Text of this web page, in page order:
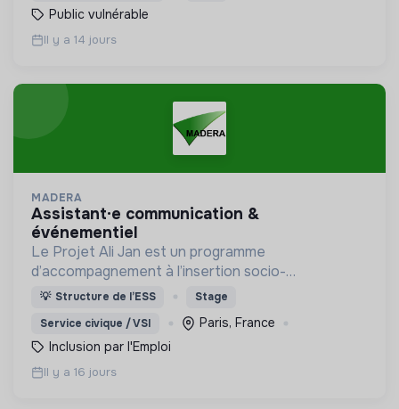
Public vulnérable
Il y a 14 jours
MADERA
assistant·e communication &
événementiel
Le Projet Ali Jan est un programme
d’accompagnement à l’insertion socio-
professionnelle des personnes bénéficiaires de la
ruraux et périurbains.
💡 Structure de l’ESS
Stage
Service civique / VSI
Paris, France
Inclusion par l'Emploi
Il y a 16 jours